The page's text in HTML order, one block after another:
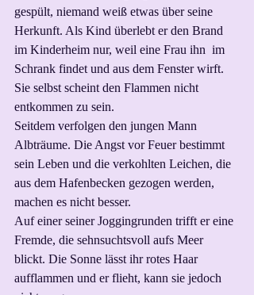
gespült, niemand weiß etwas über seine
Herkunft. Als Kind überlebt er den Brand
im Kinderheim nur, weil eine Frau ihn  im
Schrank findet und aus dem Fenster wirft.
Sie selbst scheint den Flammen nicht
entkommen zu sein.
Seitdem verfolgen den jungen Mann
Albträume. Die Angst vor Feuer bestimmt
sein Leben und die verkohlten Leichen, die
aus dem Hafenbecken gezogen werden,
machen es nicht besser.
Auf einer seiner Joggingrunden trifft er eine
Fremde, die sehnsuchtsvoll aufs Meer
blickt. Die Sonne lässt ihr rotes Haar
aufflammen und er flieht, kann sie jedoch